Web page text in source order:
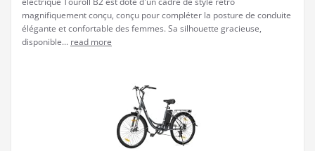
magnifiquement conçu, conçu pour compléter la posture de conduite
élégante et confortable des femmes. Sa silhouette gracieuse,
disponible... read more